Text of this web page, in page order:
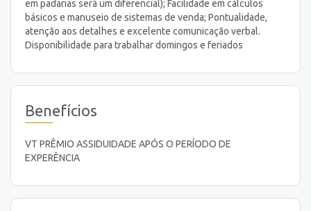
em padarias será um diferencial); Facilidade em cálculos
básicos e manuseio de sistemas de venda; Pontualidade,
atenção aos detalhes e excelente comunicação verbal.
Disponibilidade para trabalhar domingos e feriados
Benefícios
VT PRÊMIO ASSIDUIDADE APÓS O PERÍODO DE
EXPERÊNCIA